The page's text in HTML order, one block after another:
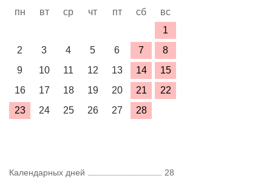
пн вт ср чт пт сб
вс
1
2
3 4 5 6 7
8
9
10 11 12 13 14
15
16
17 18 19 20 21
22
23
24 25 26 27 28
Календарных дней
28